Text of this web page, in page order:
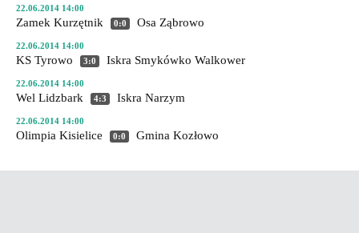
22.06.2014 14:00
Zamek Kurzętnik 0:0 Osa Ząbrowo
22.06.2014 14:00
KS Tyrowo 3:0 Iskra Smykówko Walkower
22.06.2014 14:00
Wel Lidzbark 4:3 Iskra Narzym
22.06.2014 14:00
Olimpia Kisielice 0:0 Gmina Kozłowo